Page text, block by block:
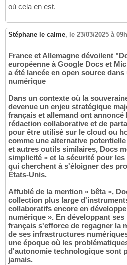
où cela en est.
Stéphane le calme, le 23/03/2025 à
France et Allemagne dévoilent
européenne à Google Docs et
a été lancée en open source
numérique
Dans un contexte où la
devenue un enjeu stratégique
français et allemand ont annoncé
rédaction collaborative et de
pour être utilisé sur le cloud ou
comme une alternative
et autres outils similaires, Docs
simplicité » et la sécurité pour
qui cherchent à s'éloigner des
États-Unis.
Affublé de la mention « bêta »,
collection plus large
collaboratifs encore en
numérique ». En développant
français s'efforce de regagner la
de ses infrastructures
une époque où les
d'autonomie technologique sont
jamais.